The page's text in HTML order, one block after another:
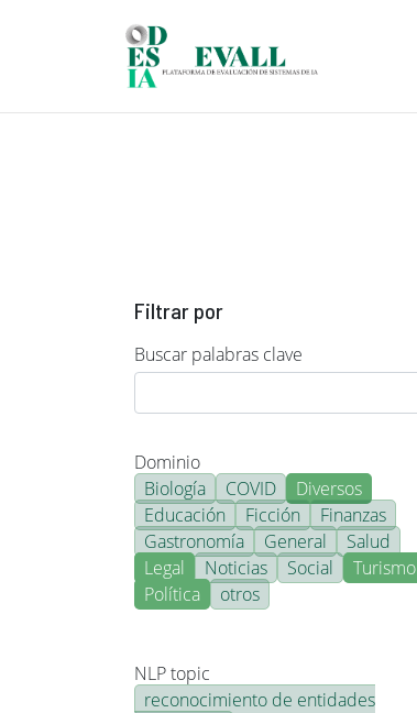
Filtrar por
Buscar palabras clave
Dominio
Biología
COVID
Diversos
Educación
Ficción
Finanzas
Gastronomía
General
Salud
Legal
Noticias Social
Turismo
Política
otros
NLP topic
reconocimiento de entidades